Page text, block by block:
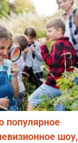
популярное
шоу,